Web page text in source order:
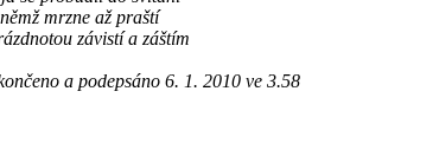
mrzne až praští
závistí a záštím
a podepsáno 6. 1. 2010 ve 3.58